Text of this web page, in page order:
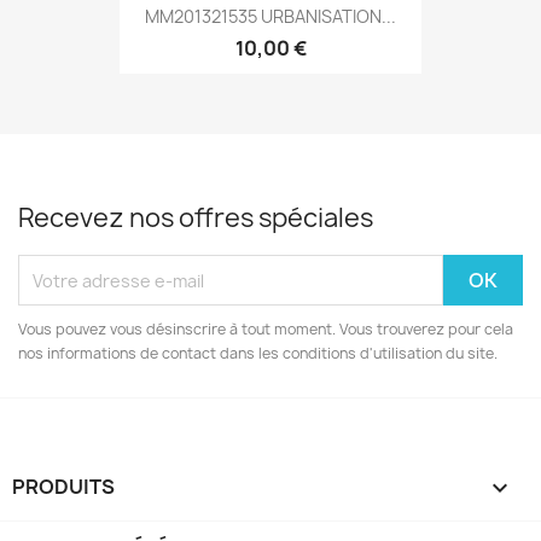
MM201321535 URBANISATION...
10,00 €
Recevez nos offres spéciales
Vous pouvez vous désinscrire à tout moment. Vous trouverez pour cela
nos informations de contact dans les conditions d'utilisation du site.
PRODUITS 